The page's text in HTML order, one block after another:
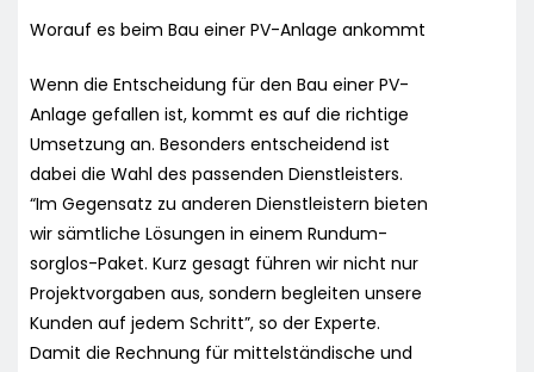
Worauf es beim Bau einer PV-Anlage ankommt
Wenn die Entscheidung für den Bau einer PV-
Anlage gefallen ist, kommt es auf die richtige
Umsetzung an. Besonders entscheidend ist
dabei die Wahl des passenden Dienstleisters.
“Im Gegensatz zu anderen Dienstleistern bieten
wir sämtliche Lösungen in einem Rundum-
sorglos-Paket. Kurz gesagt führen wir nicht nur
Projektvorgaben aus, sondern begleiten unsere
Kunden auf jedem Schritt”, so der Experte.
Damit die Rechnung für mittelständische und